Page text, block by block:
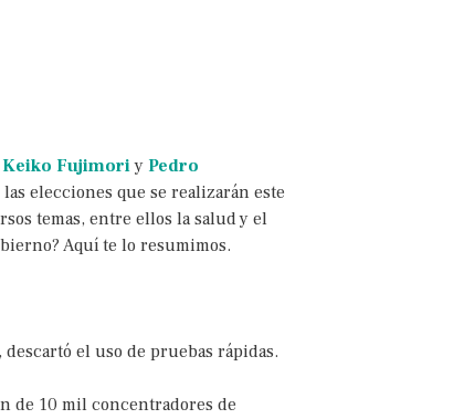
Keiko Fujimoriy Pedro
elecciones que se realizarán este
temas, entre ellos la salud y el
Aquí te lo resumimos.
el uso de pruebas rápidas.
de 10 mil concentradores de